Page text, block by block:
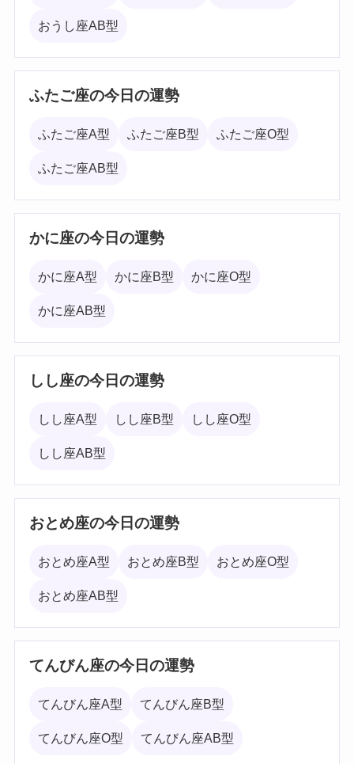
おうし座AB型
ふたご座の今日の運勢
ふたご座A型 ふたご座B型 ふたご座O型
ふたご座AB型
かに座の今日の運勢
かに座A型 かに座B型 かに座O型
かに座AB型
しし座の今日の運勢
しし座A型 しし座B型 しし座O型
しし座AB型
おとめ座の今日の運勢
おとめ座A型 おとめ座B型 おとめ座O型
おとめ座AB型
てんびん座の今日の運勢
てんびん座A型 てんびん座B型
てんびん座O型 てんびん座AB型